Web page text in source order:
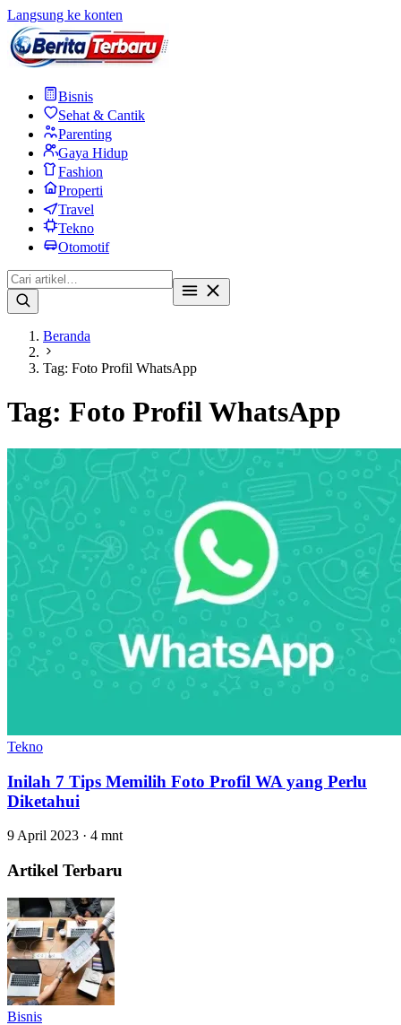
Langsung ke konten
Bisnis
Sehat & Cantik
Parenting
Gaya Hidup
Fashion
Properti
Travel
Tekno
Otomotif
Beranda
Tag: Foto Profil WhatsApp
Tag: Foto Profil WhatsApp
Tekno
Inilah 7 Tips Memilih Foto Profil WA yang Perlu
Diketahui
9 April 2023 · 4 mnt
Artikel Terbaru
Bisnis